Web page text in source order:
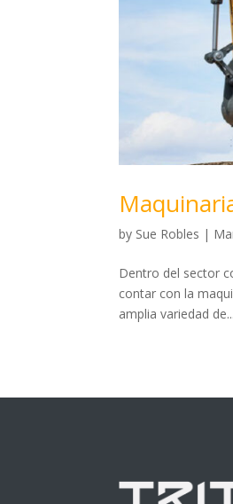
by Sue Robles |
Dentro del sector
contar con la
amplia variedad de...